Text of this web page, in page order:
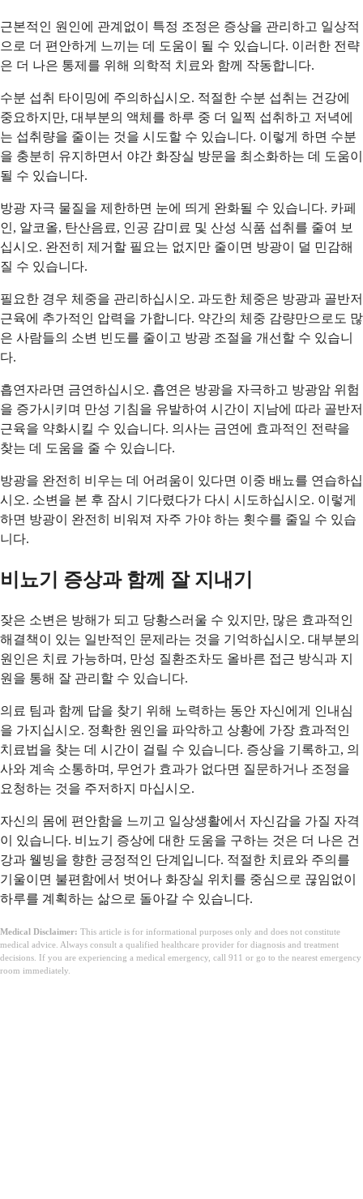
근본적인 원인에 관계없이 특정 조정은 증상을 관리하고 일상적
으로 더 편안하게 느끼는 데 도움이 될 수 있습니다. 이러한 전략
은 더 나은 통제를 위해 의학적 치료와 함께 작동합니다.
수분 섭취 타이밍에 주의하십시오. 적절한 수분 섭취는 건강에
중요하지만, 대부분의 액체를 하루 중 더 일찍 섭취하고 저녁에
는 섭취량을 줄이는 것을 시도할 수 있습니다. 이렇게 하면 수분
을 충분히 유지하면서 야간 화장실 방문을 최소화하는 데 도움이
될 수 있습니다.
방광 자극 물질을 제한하면 눈에 띄게 완화될 수 있습니다. 카페
인, 알코올, 탄산음료, 인공 감미료 및 산성 식품 섭취를 줄여 보
십시오. 완전히 제거할 필요는 없지만 줄이면 방광이 덜 민감해
질 수 있습니다.
필요한 경우 체중을 관리하십시오. 과도한 체중은 방광과 골반저
근육에 추가적인 압력을 가합니다. 약간의 체중 감량만으로도 많
은 사람들의 소변 빈도를 줄이고 방광 조절을 개선할 수 있습니
다.
흡연자라면 금연하십시오. 흡연은 방광을 자극하고 방광암 위험
을 증가시키며 만성 기침을 유발하여 시간이 지남에 따라 골반저
근육을 약화시킬 수 있습니다. 의사는 금연에 효과적인 전략을
찾는 데 도움을 줄 수 있습니다.
방광을 완전히 비우는 데 어려움이 있다면 이중 배뇨를 연습하십
시오. 소변을 본 후 잠시 기다렸다가 다시 시도하십시오. 이렇게
하면 방광이 완전히 비워져 자주 가야 하는 횟수를 줄일 수 있습
니다.
비뇨기 증상과 함께 잘 지내기
잦은 소변은 방해가 되고 당황스러울 수 있지만, 많은 효과적인
해결책이 있는 일반적인 문제라는 것을 기억하십시오. 대부분의
원인은 치료 가능하며, 만성 질환조차도 올바른 접근 방식과 지
원을 통해 잘 관리할 수 있습니다.
의료 팀과 함께 답을 찾기 위해 노력하는 동안 자신에게 인내심
을 가지십시오. 정확한 원인을 파악하고 상황에 가장 효과적인
치료법을 찾는 데 시간이 걸릴 수 있습니다. 증상을 기록하고, 의
사와 계속 소통하며, 무언가 효과가 없다면 질문하거나 조정을
요청하는 것을 주저하지 마십시오.
자신의 몸에 편안함을 느끼고 일상생활에서 자신감을 가질 자격
이 있습니다. 비뇨기 증상에 대한 도움을 구하는 것은 더 나은 건
강과 웰빙을 향한 긍정적인 단계입니다. 적절한 치료와 주의를
기울이면 불편함에서 벗어나 화장실 위치를 중심으로 끊임없이
하루를 계획하는 삶으로 돌아갈 수 있습니다.
Medical Disclaimer: This article is for informational purposes only and does not constitute
medical advice. Always consult a qualified healthcare provider for diagnosis and treatment
decisions. If you are experiencing a medical emergency, call 911 or go to the nearest emergency
room immediately.